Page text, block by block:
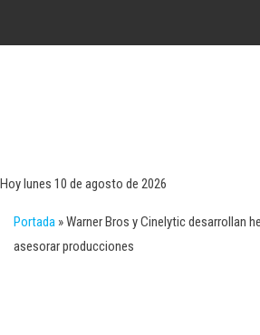
Hoy lunes 10 de agosto de 2026
Portada »Warner Bros y Cinelytic desarrollan
asesorar producciones